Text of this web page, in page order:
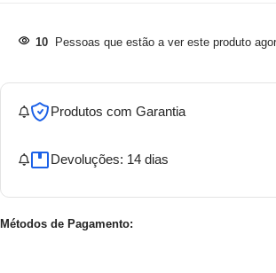
10 Pessoas que estão a ver este produto
Produtos com Garantia
Devoluções: 14 dias
Métodos de Pagamento: